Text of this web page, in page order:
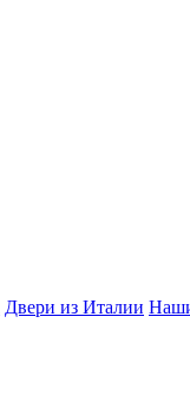
Двери из Италии